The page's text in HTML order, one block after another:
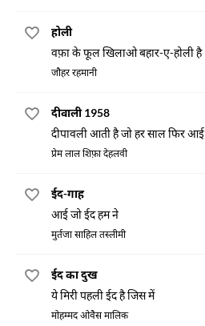
होली
वफ़ा के फूल खिलाओ बहार-ए-होली है
जौहर रहमानी
दीवाली 1958
दीपावली आती है जो हर साल फिर आई
प्रेम लाल शिफ़ा देहलवी
ईद-गाह
आई जो ईद हम ने
मुर्तजा साहिल तस्लीमी
ईद का दुख
ये मिरी पहली ईद है जिस में
मोहम्मद ओवैस मालिक